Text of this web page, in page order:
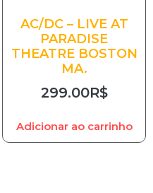
AC/DC – LIVE AT
PARADISE
THEATRE BOSTON
MA.
299.00R$
Adicionar ao carrinho